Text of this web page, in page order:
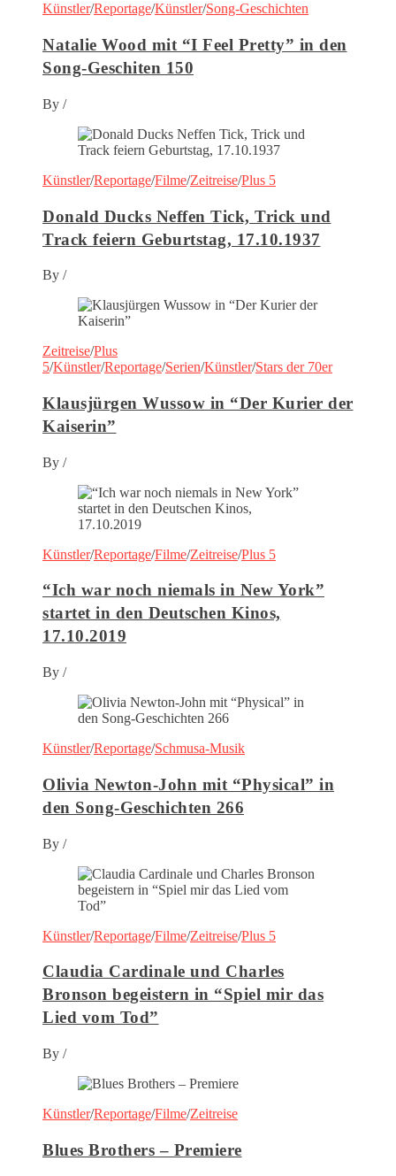
Künstler/Reportage/Künstler/Song-Geschichten
Natalie Wood mit “I Feel Pretty” in den
Song-Geschiten 150
By /
Künstler/Reportage/Filme/Zeitreise/Plus 5
Donald Ducks Neffen Tick, Trick und
Track feiern Geburtstag, 17.10.1937
By /
Zeitreise/Plus
5/Künstler/Reportage/Serien/Künstler/Stars der 70er
Klausjürgen Wussow in “Der Kurier der
Kaiserin”
By /
Künstler/Reportage/Filme/Zeitreise/Plus 5
“Ich war noch niemals in New York”
startet in den Deutschen Kinos,
17.10.2019
By /
Künstler/Reportage/Schmusa-Musik
Olivia Newton-John mit “Physical” in
den Song-Geschichten 266
By /
Künstler/Reportage/Filme/Zeitreise/Plus 5
Claudia Cardinale und Charles
Bronson begeistern in “Spiel mir das
Lied vom Tod”
By /
Künstler/Reportage/Filme/Zeitreise
Blues Brothers – Premiere